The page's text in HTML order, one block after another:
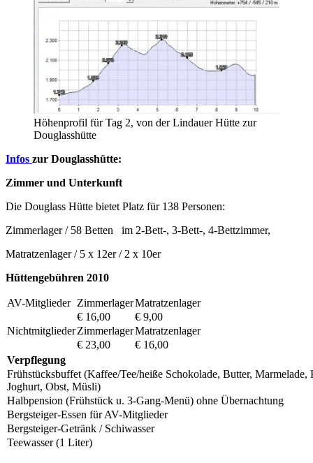
Höhenprofil für Tag 2, von der Lindauer Hütte zur
Douglasshütte
Infos zur Douglasshütte:
Zimmer und Unterkunft
Die Douglass Hütte bietet Platz für 138 Personen:
Zimmerlager / 58 Betten im 2-Bett-, 3-Bett-, 4-Bettzimmer,
Matratzenlager / 5 x 12er / 2 x 10er
Hüttengebühren 2010
AV-Mitglieder ZimmerlagerMatratzenlager
€ 16,00
€ 9,00
NichtmitgliederZimmerlagerMatratzenlager
€ 23,00
€ 16,00
Verpflegung
Frühstücksbuffet (Kaffee/Tee/heiße Schokolade, Butter, Marmelade,
Joghurt, Obst, Müsli)
Halbpension (Frühstück u. 3-Gang-Menü) ohne Übernachtung
Bergsteiger-Essen für AV-Mitglieder
Bergsteiger-Getränk / Schiwasser
Teewasser (1 Liter)